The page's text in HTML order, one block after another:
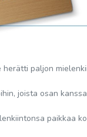
paljon
joista osan
paikkaa